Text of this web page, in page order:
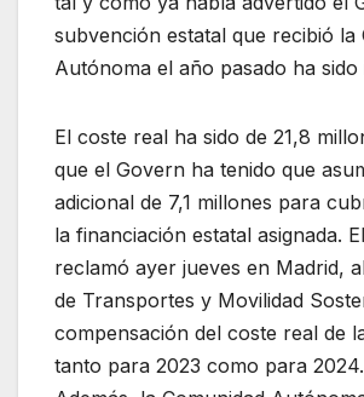
subvención estatal que recibió la
Autónoma el año pasado ha sido
El coste real ha sido de 21,8
que el Govern ha tenido que
adicional de 7,1 millones para
la financiación estatal asignada.
reclamó ayer jueves en Madrid,
de Transportes y Movilidad
compensación del coste real de
tanto para 2023 como para 2024.